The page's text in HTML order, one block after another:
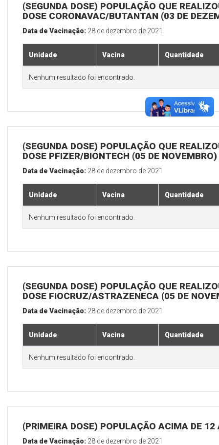
(SEGUNDA DOSE) POPULAÇÃO QUE
DOSE CORONAVAC/BUTANTAN (03 DE
Data de Vacinação: 28 de dezembro de 2021
Unidade Vacina Quantidade
Nenhum resultado foi encontrado.
(SEGUNDA DOSE) POPULAÇÃO QUE
DOSE PFIZER/BIONTECH (05 DE NOVEMBRO)
Data de Vacinação: 28 de dezembro de 2021
Unidade Vacina Quantidade
Nenhum resultado foi encontrado.
(SEGUNDA DOSE) POPULAÇÃO QUE
DOSE FIOCRUZ/ASTRAZENECA (05 DE
Data de Vacinação: 28 de dezembro de 2021
Unidade Vacina Quantidade
Nenhum resultado foi encontrado.
(PRIMEIRA DOSE) POPULAÇÃO ACIMA DE 12
Data de Vacinação: 28 de dezembro de 2021